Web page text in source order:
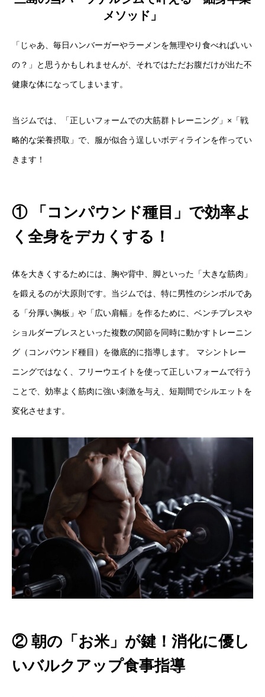
メソッド」
「じゃあ、毎日ハンバーガーやラーメンを無理やり食べればいい
の？」と思うかもしれませんが、それではただお腹だけが出た不
健康な体になってしまいます。
当ジムでは、「正しいフォームでの大筋群トレーニング」×「戦
略的な栄養摂取」で、服が似合う逞しいボディラインを作ってい
きます！
① 「コンパウンド種目」で効率よ
く全身をデカくする！
体を大きくするためには、胸や背中、脚といった「大きな筋肉」
を鍛えるのが大原則です。当ジムでは、特に男性のシンボルであ
る「分厚い胸板」や「広い肩幅」を作るために、ベンチプレスや
ショルダープレスといった複数の関節を同時に動かすトレーニン
グ（コンパウンド種目）を徹底的に指導します。 マシントレー
ニングではなく、フリーウエイトを使って正しいフォームで行う
ことで、効率よく筋肉に強い刺激を与え、短期間でシルエットを
変化させます。
② 朝の「お米」が鍵！消化に優し
いバルクアップ食事指導